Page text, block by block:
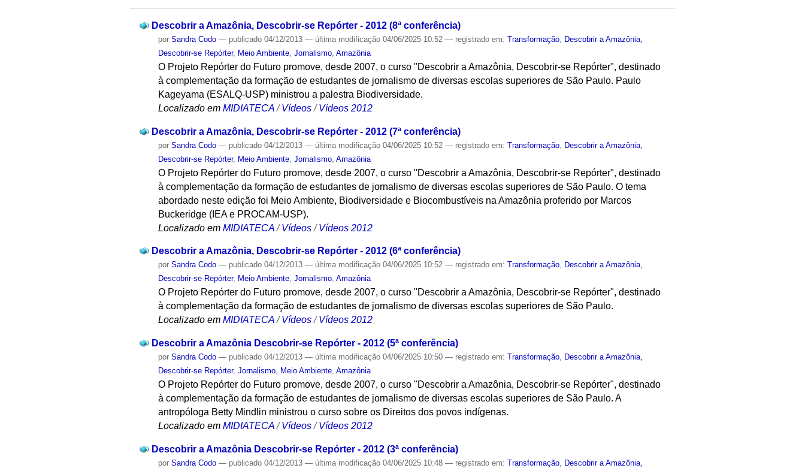
Descobrir a Amazônia, Descobrir-se Repórter - 2012 (8ª conferência)
porSandra Codo — publicado 04/12/2013— última modificação 04/06/2025 10:52— registrado em:Transformação
Descobrir a Amazônia,
Descobrir-se Repórter, Meio Ambiente ,Jornalismo ,Amazônia
O Projeto Repórter do Futuro promove, desde 2007, o curso "Descobrir a Amazônia, Descobrir-se Repórter", destinado
à complementação da formação de estudantes de jornalismo de diversas escolas superiores de São Paulo. Paulo
Kageyama (ESALQ-USP) ministrou a palestra Biodiversidade.
Localizado em MIDIATECA /Vídeos /Vídeos 2012
Descobrir a Amazônia, Descobrir-se Repórter - 2012 (7ª conferência)
porSandra Codo — publicado 04/12/2013— última modificação 04/06/2025 10:52— registrado em:Transformação Descobrir a Amazônia,
Descobrir-se Repórter, Meio Ambiente ,Jornalismo ,Amazônia
O Projeto Repórter do Futuro promove, desde 2007, o curso "Descobrir a Amazônia, Descobrir-se Repórter", destinado
à complementação da formação de estudantes de jornalismo de diversas escolas superiores de São Paulo. O tema
abordado neste edição foi Meio Ambiente, Biodiversidade e Biocombustíveis na Amazônia proferido por Marcos
Buckeridge (IEA e PROCAM-USP).
Localizado em MIDIATECA /Vídeos /Vídeos 2012
Descobrir a Amazônia, Descobrir-se Repórter - 2012 (6ª conferência)
porSandra Codo — publicado 04/12/2013— última modificação 04/06/2025 10:52— registrado em:Transformação, Descobrir a Amazônia,
Descobrir-se Repórter, Meio Ambiente,Jornalismo,Amazônia
O Projeto Repórter do Futuro promove, desde 2007, o curso "Descobrir a Amazônia, Descobrir-se Repórter", destinado
à complementação da formação de estudantes de jornalismo de diversas escolas superiores de São Paulo.
Localizado em MIDIATECA /Vídeos /Vídeos 2012
Descobrir a Amazônia Descobrir-se Repórter - 2012 (5ª conferência)
porSandra Codo — publicado 04/12/2013— última modificação 04/06/2025 10:50— registrado em:Transformação, Descobrir a Amazônia,
Descobrir-se Repórter,Jornalismo, Meio Ambiente,Amazônia
O Projeto Repórter do Futuro promove, desde 2007, o curso "Descobrir a Amazônia, Descobrir-se Repórter", destinado
à complementação da formação de estudantes de jornalismo de diversas escolas superiores de São Paulo. A
antropóloga Betty Mindlin ministrou o curso sobre os Direitos dos povos indígenas.
Localizado em MIDIATECA /Vídeos /Vídeos 2012
Descobrir a Amazônia Descobrir-se Repórter - 2012 (3ª conferência)
porSandra Codo — publicado 04/12/2013— última modificação 04/06/2025 10:48— registrado em:Transformação
Descobrir a Amazônia,